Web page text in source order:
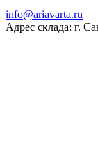
ur.atravaira@ofni
Адрес склада: г.